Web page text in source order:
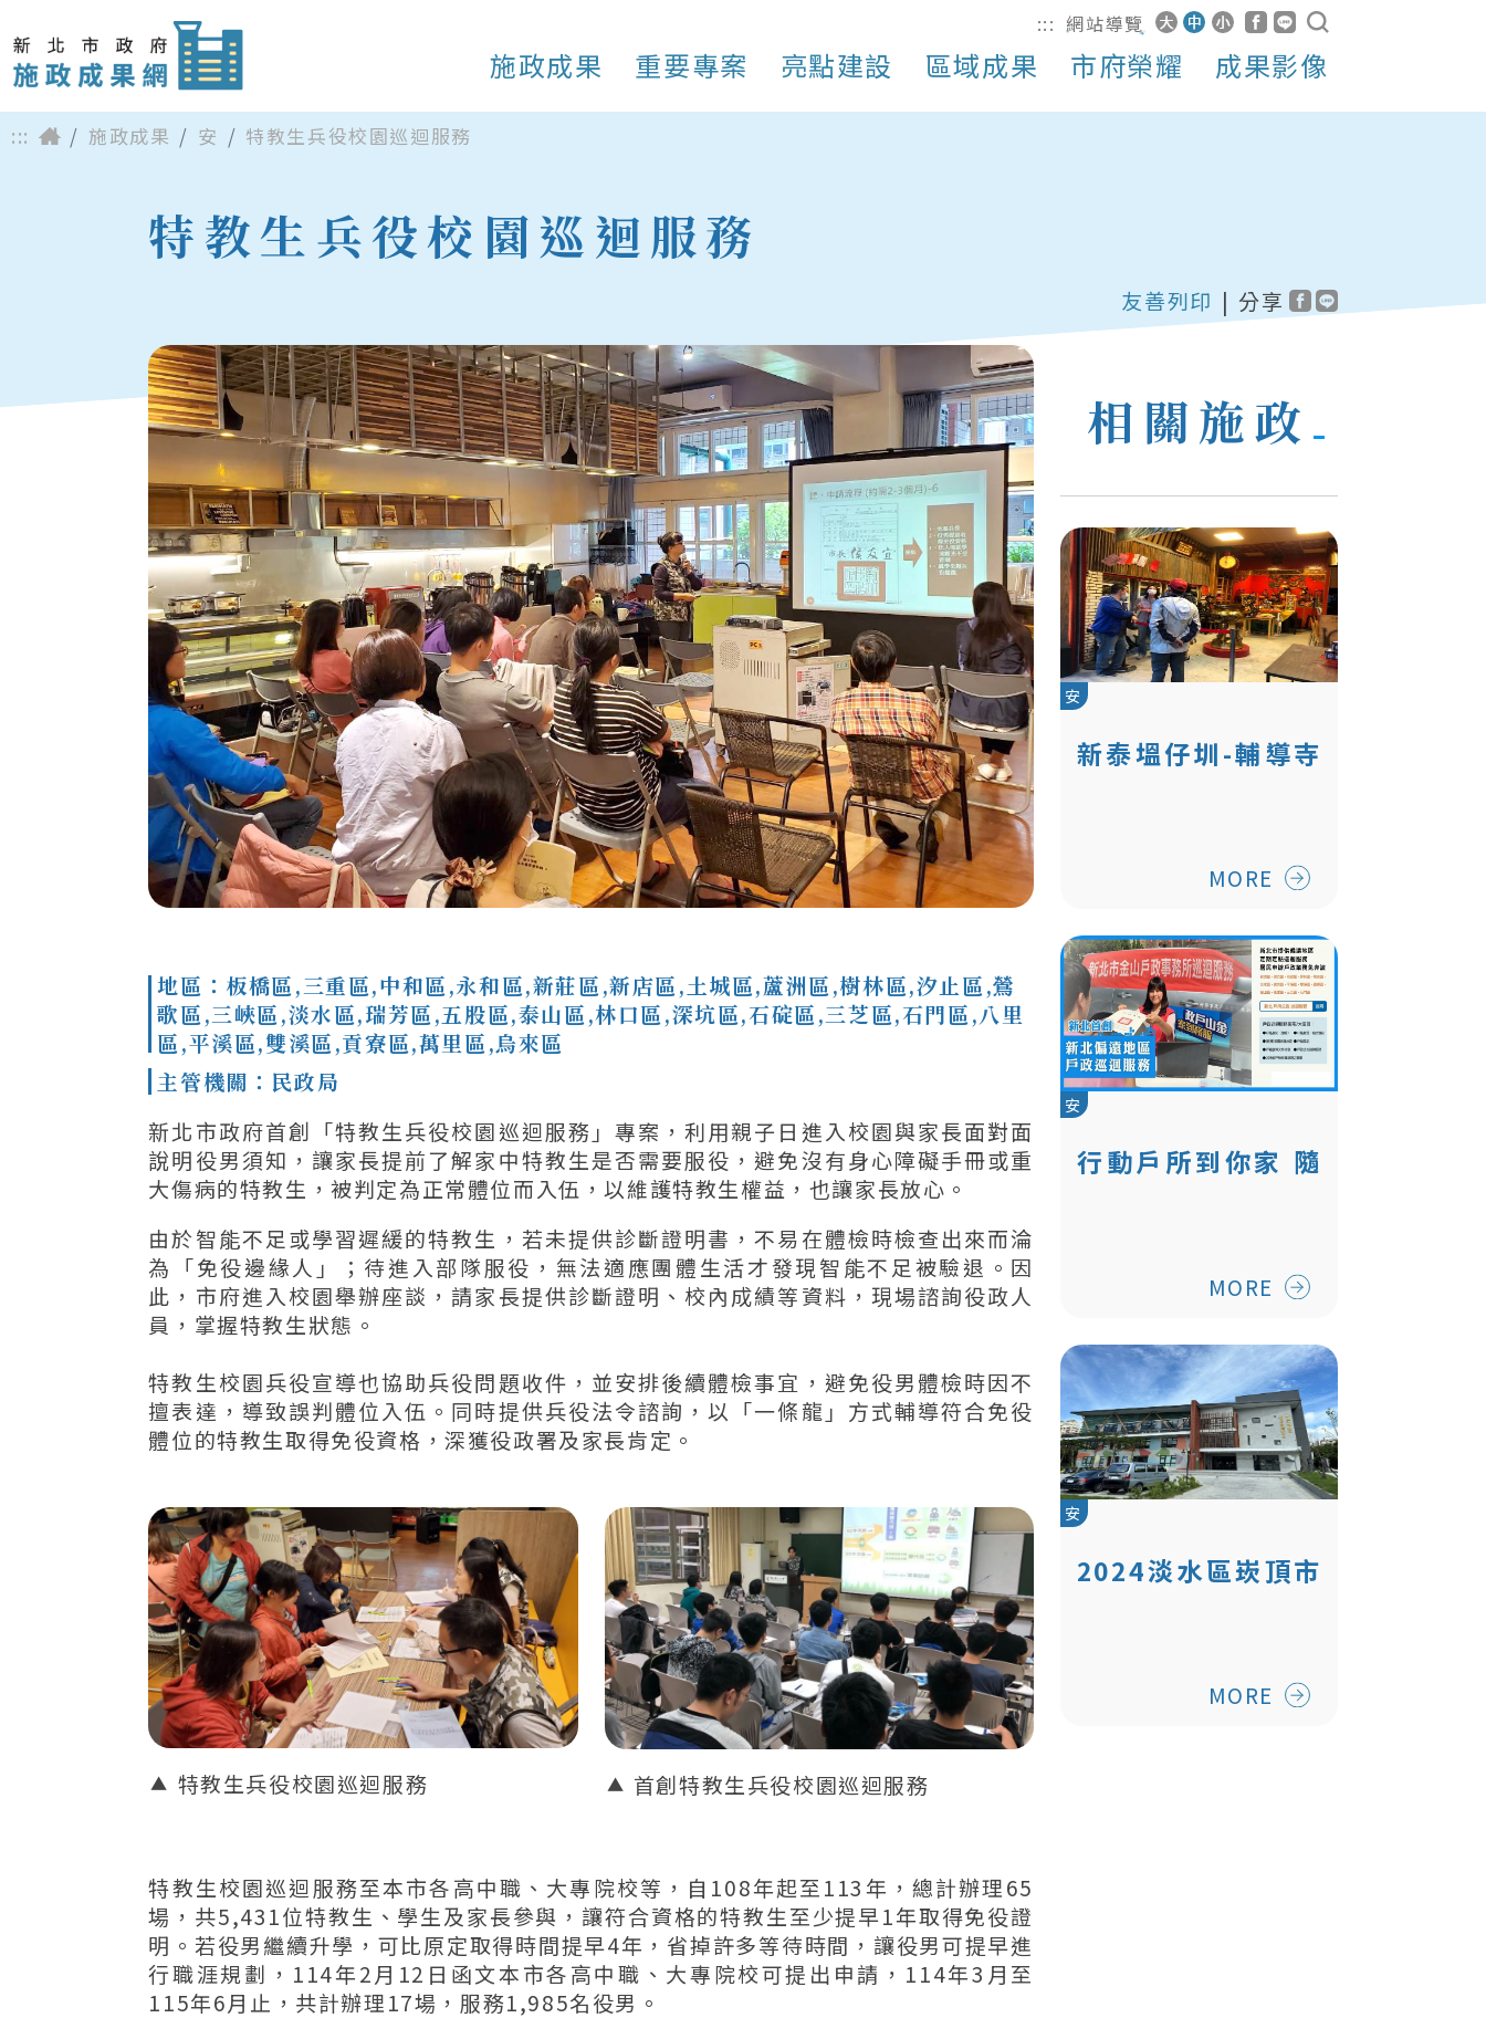
::: 網站導覽
施政成果 重要專案 亮點建設 區域成果 市府榮耀 成果影像
::: 施政成果 安 特教生兵役校園巡迴服務
特教生兵役校園巡迴服務
友善列印 | 分享
地區：板橋區,三重區,中和區,永和區,新莊區,新店區,土城區,蘆洲區,樹林區,汐止區,鶯
歌區,三峽區,淡水區,瑞芳區,五股區,泰山區,林口區,深坑區,石碇區,三芝區,石門區,八里
區,平溪區,雙溪區,貢寮區,萬里區,烏來區
主管機關：民政局
新北市政府首創「特教生兵役校園巡迴服務」專案，利用親子日進入校園與家長面對面
說明役男須知，讓家長提前了解家中特教生是否需要服役，避免沒有身心障礙手冊或重
大傷病的特教生，被判定為正常體位而入伍，以維護特教生權益，也讓家長放心。
由於智能不足或學習遲緩的特教生，若未提供診斷證明書，不易在體檢時檢查出來而淪
為「免役邊緣人」；待進入部隊服役，無法適應團體生活才發現智能不足被驗退。因
此，市府進入校園舉辦座談，請家長提供診斷證明、校內成績等資料，現場諮詢役政人
員，掌握特教生狀態。
特教生校園兵役宣導也協助兵役問題收件，並安排後續體檢事宜，避免役男體檢時因不
擅表達，導致誤判體位入伍。同時提供兵役法令諮詢，以「一條龍」方式輔導符合免役
體位的特教生取得免役資格，深獲役政署及家長肯定。
特教生兵役校園巡迴服務 首創特教生兵役校園巡迴服務
特教生校園巡迴服務至本市各高中職、大專院校等，自108年起至113年，總計辦理65
場，共5,431位特教生、學生及家長參與，讓符合資格的特教生至少提早1年取得免役證
明。若役男繼續升學，可比原定取得時間提早4年，省掉許多等待時間，讓役男可提早進
行職涯規劃，114年2月12日函文本市各高中職、大專院校可提出申請，114年3月至
115年6月止，共計辦理17場，服務1,985名役男。
相關施政
安
新泰塭仔圳-輔導寺
MORE
安
行動戶所到你家 隨
MORE
安
2024淡水區崁頂市
MORE